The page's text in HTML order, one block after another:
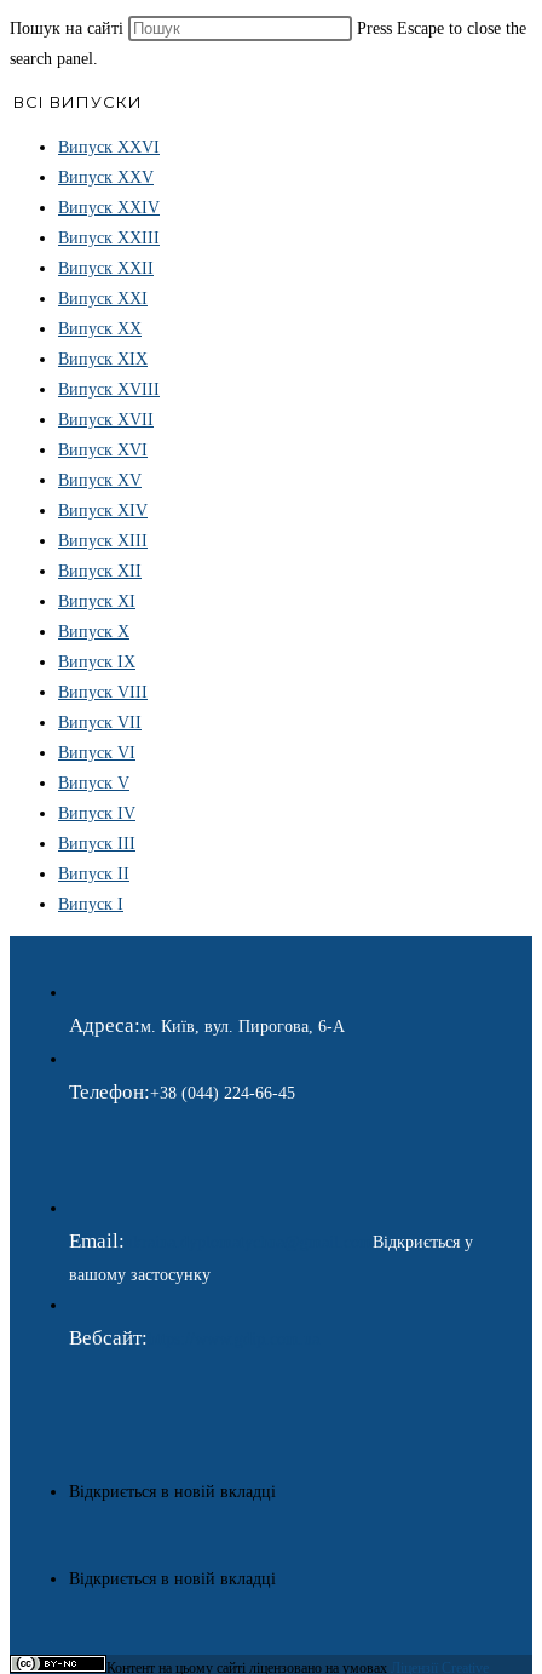
Пошук на сайті
Press Escape to close the
search panel.
ВСІ ВИПУСКИ
Випуск ХХVІ
Випуск XXV
Випуск XXIV
Випуск XXIII
Випуск XXII
Випуск XXI
Випуск XX
Випуск XIX
Випуск XVIII
Випуск XVII
Випуск XVI
Випуск XV
Випуск XIV
Випуск XIII
Випуск XII
Випуск XI
Випуск X
Випуск IX
Випуск VIII
Випуск VII
Випуск VI
Випуск V
Випуск IV
Випуск III
Випуск II
Випуск I
Адреса:м. Київ, вул. Пирогова, 6-А
Телефон:+38 (044) 224-66-45
Email:
Відкриється у
вашому застосунку
Вебсайт:
Відкриється в новій вкладці
Відкриється в новій вкладці
Контент на цьому сайті ліцензовано на умовах
Ліцензії Creative